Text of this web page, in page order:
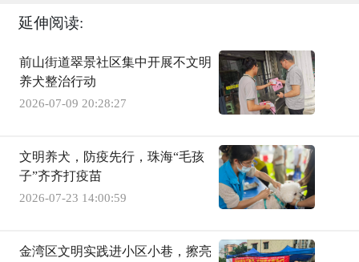
延伸阅读:
前山街道翠景社区集中开展不文明
养犬整治行动
2026-07-09 20:28:27
文明养犬，防疫先行，珠海“毛孩
子”齐齐打疫苗
2026-07-23 14:00:59
金湾区文明实践进小区小巷，擦亮